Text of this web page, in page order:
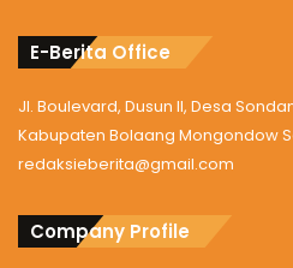
E-Berita Office
Jl. Boulevard, Dusun II, Desa
Kabupaten Bolaang Mongondow
redaksieberita@gmail.com
Company Profile